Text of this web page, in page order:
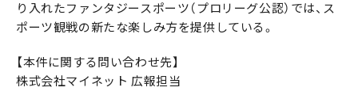
り入れたファンタジースポーツ（プロリーグ公認）では、ス
ポーツ観戦の新たな楽しみ方を提供している。
【本件に関する問い合わせ先】
株式会社マイネット 広報担当